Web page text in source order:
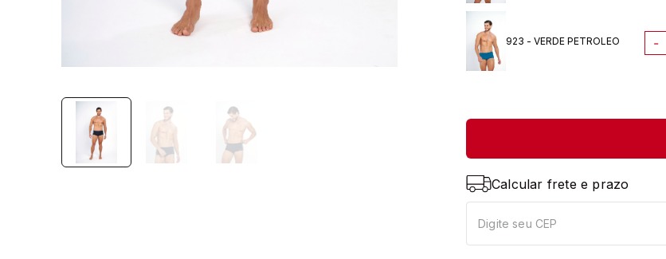
923 - VERDE PETROLEO -
Calcular frete e prazo